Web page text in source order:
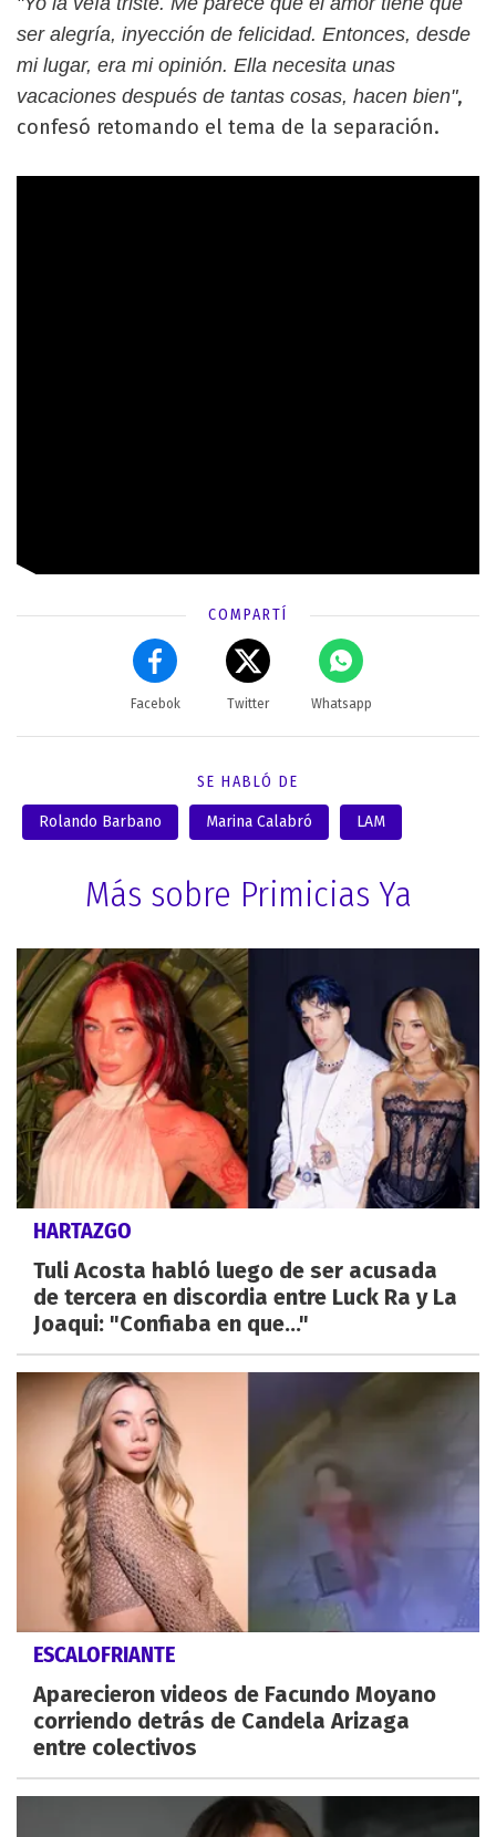
ser alegría, inyección de felicidad. Entonces, desde
mi lugar, era mi opinión. Ella necesita unas
vacaciones después de tantas cosas, hacen bien",
confesó retomando el tema de la separación.
COMPARTÍ
Facebok Twitter Whatsapp
SE HABLÓ DE
Rolando Barbano Marina Calabró LAM
Más sobre Primicias Ya
HARTAZGO
Tuli Acosta habló luego de ser acusada
de tercera en discordia entre Luck Ra y La
Joaqui: "Confiaba en que..."
ESCALOFRIANTE
Aparecieron videos de Facundo Moyano
corriendo detrás de Candela Arizaga
entre colectivos